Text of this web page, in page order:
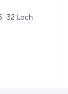
32 Loch